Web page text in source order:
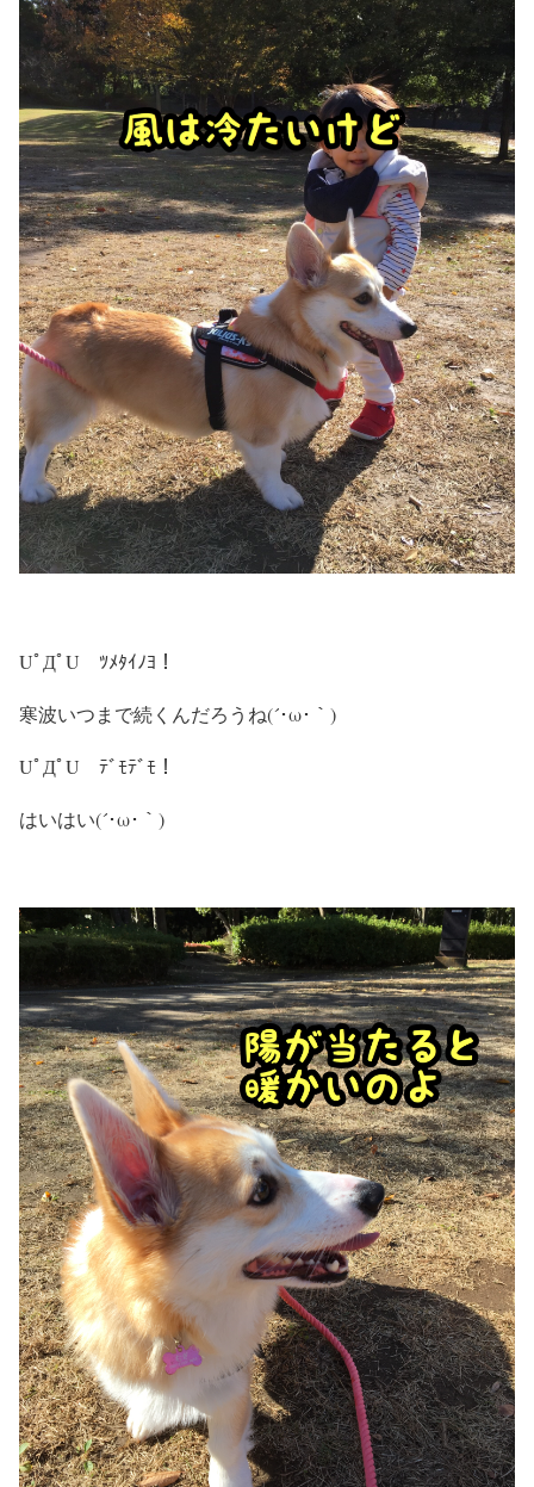
UﾟДﾟU ﾂﾒﾀｲﾉﾖ！
寒波いつまで続くんだろうね(´･ω･｀)
UﾟДﾟU ﾃﾞﾓﾃﾞﾓ！
はいはい(´･ω･｀)